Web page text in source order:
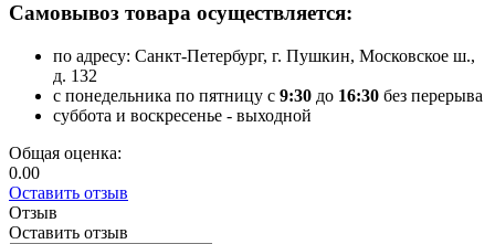
Самовывоз товара осуществляется:
по адресу: Санкт-Петербург, г. Пушкин, Московское ш.,
д. 132
с понедельника по пятницу с 9:30 до 16:30 без перерыва
суббота и воскресенье - выходной
Общая оценка:
0.00
Оставить отзыв
Отзыв
Оставить отзыв